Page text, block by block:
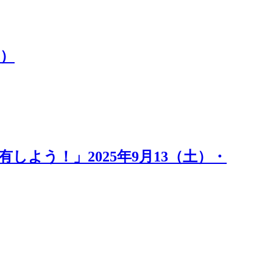
よう！」2025年9月13（土）・